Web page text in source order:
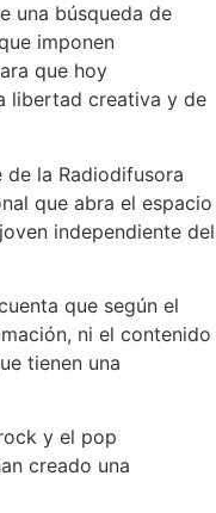
una búsqueda de
imponen
que hoy
libertad creativa y de
la Radiodifusora
que abra el espacio
independiente del
que según el
ni el contenido
tienen una
y el pop
creado una